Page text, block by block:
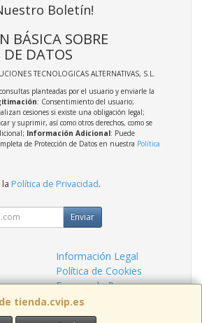
tienda.cvip.es
Boletín!
BÁSICA SOBRE
DE DATOS
TECNOLOGICAS ALTERNATIVAS, S.L.
planteadas por el usuario y enviarle la
: Consentimiento del usuario;
cesiones si existe una obligación legal;
y suprimir, así como otros derechos, como se
Información Adicional: Puede
de Protección de Datos en nuestra Política
Política de Privacidad.
Enviar
Información Legal
Política de Cookies
Formas de Pago